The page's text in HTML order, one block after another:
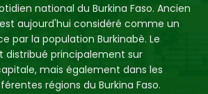
national du Burkina Faso. Ancien
aujourd'hui considéré comme un
par la population Burkinabè. Le
distribué principalement sur
mais également dans les
régions du Burkina Faso.